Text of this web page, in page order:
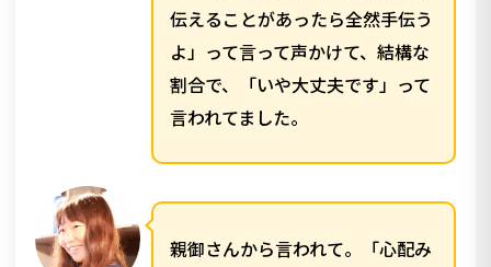
伝えることがあったら全然手伝う
よ」って言って声かけて、結構な
割合で、「いや大丈夫です」って
言われてました。
親御さんから言われて。「心配み